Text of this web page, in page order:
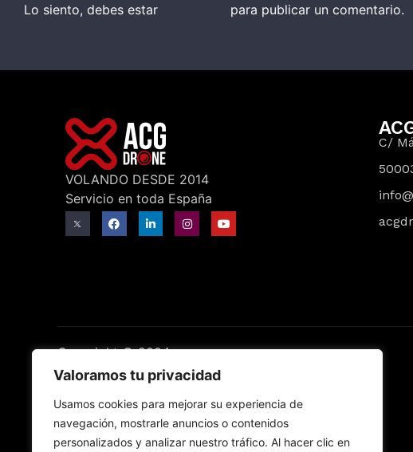
Valoramos tu privacidad
Usamos cookies para mejorar su experiencia de
navegación, mostrarle anuncios o contenidos
personalizados y analizar nuestro tráfico. Al hacer clic en
Lo siento, debes estar para publicar un comentario.
VOLANDO DESDE 2014
Servicio en toda España
C/
Copyright © 2024